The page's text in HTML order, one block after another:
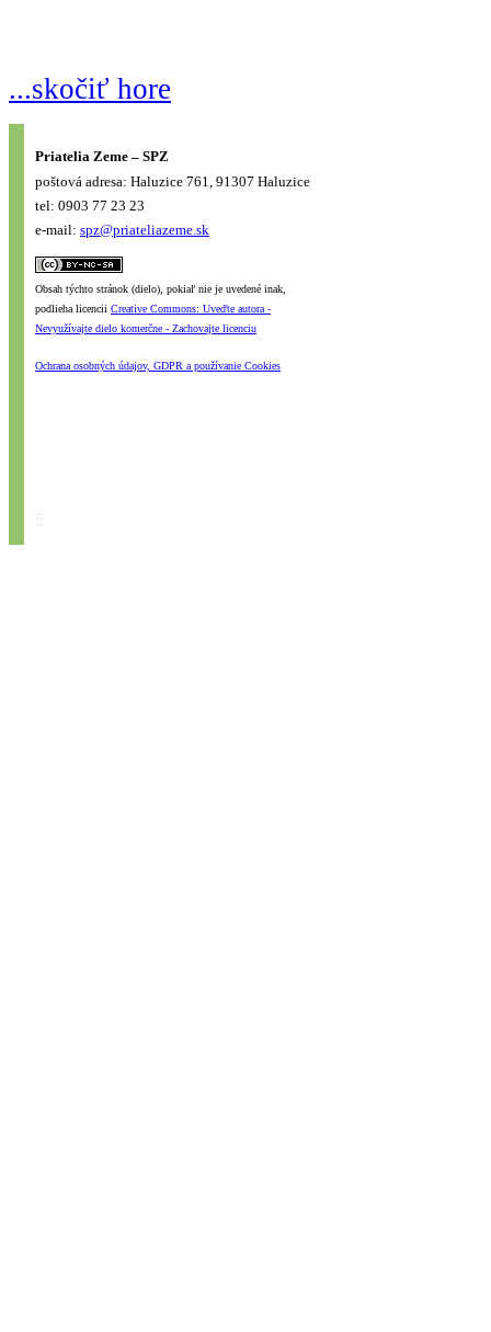
...skočiť hore
Priatelia Zeme – SPZ
poštová adresa: Haluzice 761, 91307 Haluzice
tel: 0903 77 23 23
e-mail: spz@priateliazeme.sk
Obsah týchto stránok (dielo), pokiaľ nie je uvedené inak,
podlieha licencii Creative Commons: Uveďte autora -
Nevyužívajte dielo komerčne - Zachovajte licenciu
Ochrana osobných údajov, GDPR a používanie Cookies